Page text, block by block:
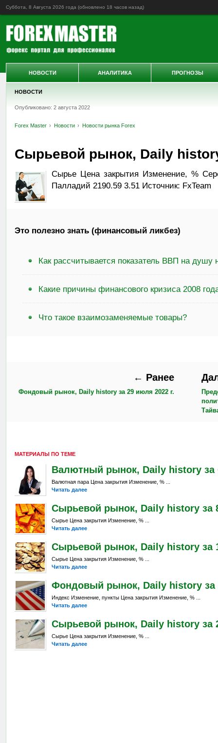
Суббота, 8 Августа 2026 года (обновлено 18 часов назад)
НОВОСТИ
Опубликовано: 2 августа 2022
Forex Master Новости Новости рынка Forex
Сырьевой рынок, Daily history
Сырье Цена закрытия Изменение, %
Палладий 2190.59 3.51 Источник: FxTeam
Это полезно знать (финансовый ликбез)
Как рассчитывается показатель ВВП на душу
Какие причины финансового кризиса 2008
Что такое взаимозаменяемые товары?
← Ранее
Фондовый рынок, Daily history за 29 июля 2022 г.
МАТЕРИАЛЫ ПО ТЕМЕ
Валютный рынок, Daily history за
Валютная пара Цена закрытия Изменение, % ...
Читать далее
Сырьевой рынок, Daily history за
Сырье Цена закрытия Изменение, % ...
Читать далее
Сырьевой рынок, Daily history за
Сырье Цена закрытия Изменение, % ...
Читать далее
Фондовый рынок, Daily history за
Индекс Изменение, пункты Цена закрытия Изменение, % ...
Читать далее
Сырьевой рынок, Daily history за
Сырье Цена закрытия Изменение, % ...
Читать далее
НОВОСТИ АНАЛИТИКА ПРОГНОЗЫ